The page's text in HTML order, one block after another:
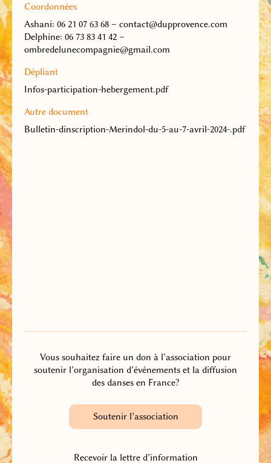
Coordonnées
Ashani: 06 21 07 63 68 – contact@dupprovence.com
Delphine: 06 73 83 41 42 –
ombredelunecompagnie@gmail.com
Dépliant
Infos-participation-hebergement.pdf
Autre document
Bulletin-dinscription-Merindol-du-5-au-7-avril-2024-.pdf
Vous souhaitez faire un don à l’association pour
soutenir l’organisation d’événements et la diffusion
des danses en France?
Soutenir l’association
Recevoir la lettre d’information